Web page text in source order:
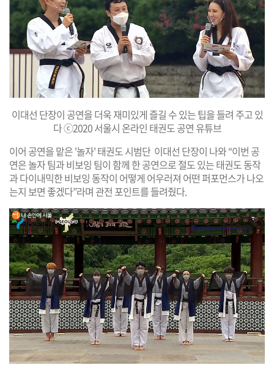
이대선 단장이 공연을 더욱 재미있게 즐길 수 있는 팁을 들려 주고 있
다 ⓒ2020 서울시 온라인 태권도 공연 유튜브
이어 공연을 맡은 '놀자' 태권도 시범단 이대선 단장이 나와 “이번 공
연은 놀자 팀과 비보잉 팀이 함께 한 공연으로 절도 있는 태권도 동작
과 다이내믹한 비보잉 동작이 어떻게 어우러져 어떤 퍼포먼스가 나오
는지 보면 좋겠다”라며 관전 포인트를 들려줬다.